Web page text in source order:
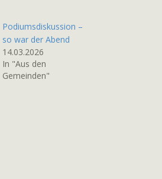
Podiumsdiskussion –
so war der Abend
14.03.2026
In "Aus den
Gemeinden"